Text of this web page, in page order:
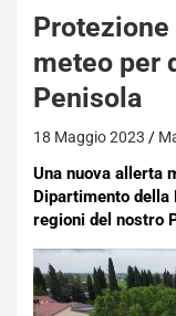
meteo per
Penisola
18 Maggio 2023
Una nuova allerta
Dipartimento
regioni del nostro